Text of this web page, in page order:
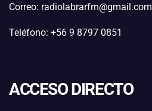
Correo: radiolabrarfm@gmail.com
Teléfono: +56 9 8797 0851
ACCESO DIRECTO